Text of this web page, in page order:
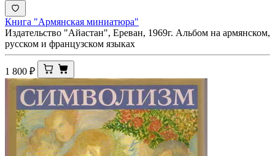
Книга "Армянская миниатюра"
Издательство "Айастан", Ереван, 1969г. Альбом на армянском,
русском и французском языках
1 800 ₽